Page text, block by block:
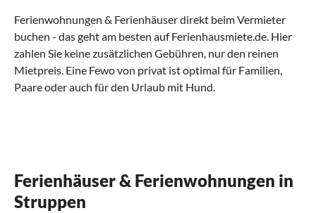
Ferienwohnungen & Ferienhäuser direkt beim Vermieter
buchen - das geht am besten auf Ferienhausmiete.de. Hier
zahlen Sie keine zusätzlichen Gebühren, nur den reinen
Mietpreis. Eine Fewo von privat ist optimal für Familien,
Paare oder auch für den Urlaub mit Hund.
Ferienhäuser & Ferienwohnungen in
Struppen